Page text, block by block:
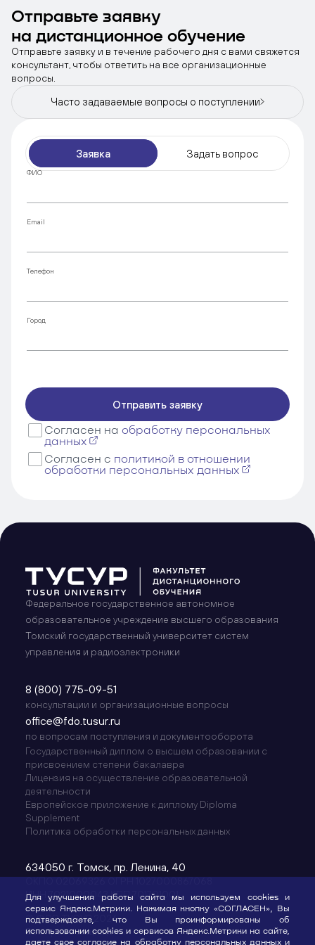
заставлять не станет. Самомотивация –
основная, на мой взгляд, составляющая
дистанционного обучения, без неё никак.
знаниям и добиваться поставленных целей.
Отправьте заявку
на дистанционное обучение
Отправьте заявку и в течение рабочего дня с вами свяжется
консультант, чтобы ответить на все организационные
вопросы.
Часто задаваемые вопросы о поступлении
Заявка Задать вопрос
ФИО
Email
Телефон
Город
Отправить заявку
Согласен на обработку персональных
данных
Согласен с политикой в отношении
обработки персональных данных
Федеральное государственное автономное
образовательное учреждение высшего образования
Томский государственный университет систем
управления и радиоэлектроники
634050 г. Томск, пр. Ленина, 40
ИНН 7021000043 КПП 701701001
© ФДО ТУСУР 2026
Все права защищены
8 (800) 775-09-51
консультации и организационные вопросы
office@fdo.tusur.ru
по вопросам поступления и документооборота
Государственный диплом о высшем образовании с
присвоением степени бакалавра
Лицензия на осуществление образовательной
деятельности
Европейское приложение к диплому Diploma
Supplement
Политика обработки персональных данных
Для улучшения работы сайта мы используем cookies и
сервис Яндекс.Метрики. Нажимая кнопку «СОГЛАСЕН», Вы
подтверждаете, что Вы проинформированы об
использовании cookies и сервисов Яндекс.Метрики на сайте,
даете свое согласие на обработку персональных данныхи